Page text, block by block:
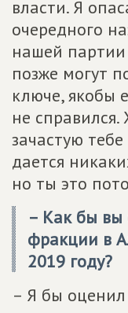
власти. Я
очередного
нашей партии
позже могут
ключе, якобы
не
зачастую
дается
но ты это
– Как бы вы
фракции в
2019 году?
– Я бы